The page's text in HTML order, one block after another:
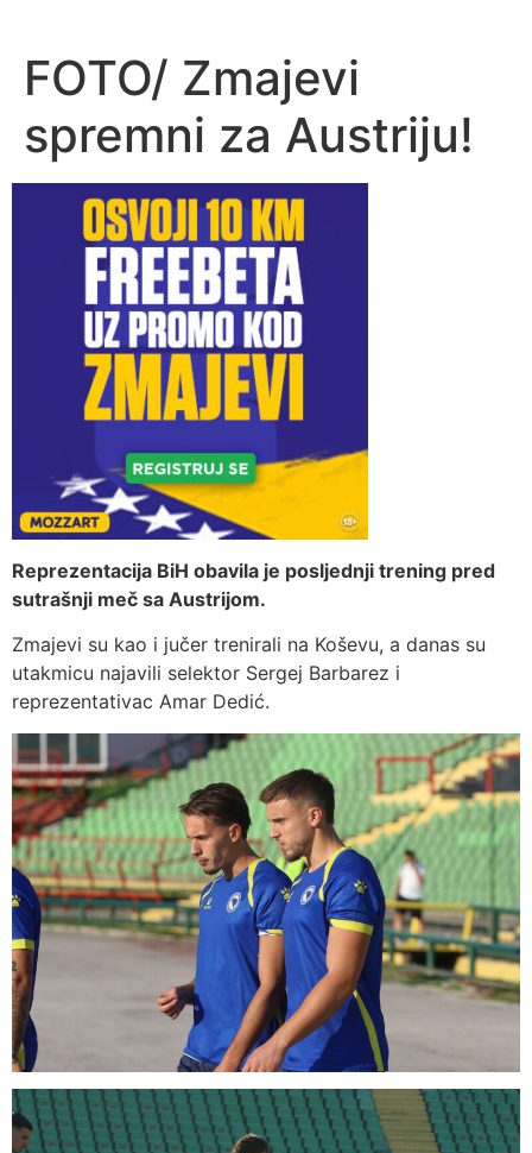
FOTO/ Zmajevi
spremni za Austriju!
Reprezentacija BiH obavila je posljednji trening pred
sutrašnji meč sa Austrijom.
Zmajevi su kao i jučer trenirali na Koševu, a danas su
utakmicu najavili selektor Sergej Barbarez i
reprezentativac Amar Dedić.